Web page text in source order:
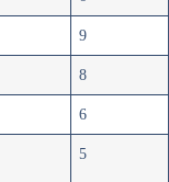
9
8
6
5